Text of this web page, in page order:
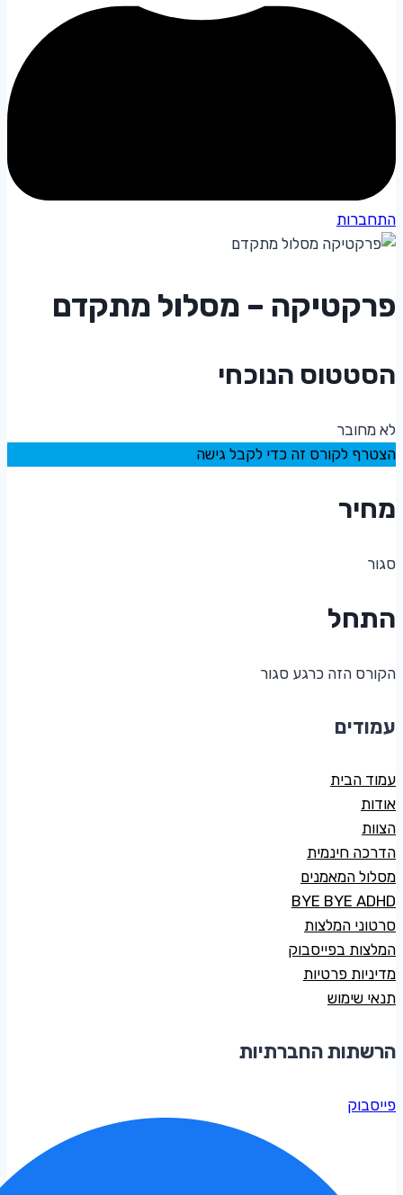
התחברות
פרקטיקה – מסלול מתקדם
הסטטוס הנוכחי
לא מחובר
הצטרף לקורס זה כדי לקבל גישה
מחיר
סגור
התחל
הקורס הזה כרגע סגור
עמודים
עמוד הבית
אודות
הצוות
הדרכה חינמית
מסלול המאמנים
BYE BYE ADHD
סרטוני המלצות
המלצות בפייסבוק
מדיניות פרטיות
תנאי שימוש
הרשתות החברתיות
פייסבוק